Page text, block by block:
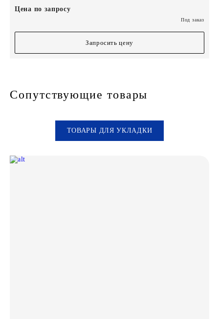
Цена по запросу
Под заказ
Запросить цену
Сопутствующие товары
ТОВАРЫ ДЛЯ УКЛАДКИ